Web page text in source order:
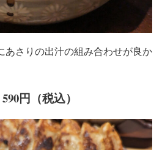
あさりの出汁の組み合わせが良か
円（税込）